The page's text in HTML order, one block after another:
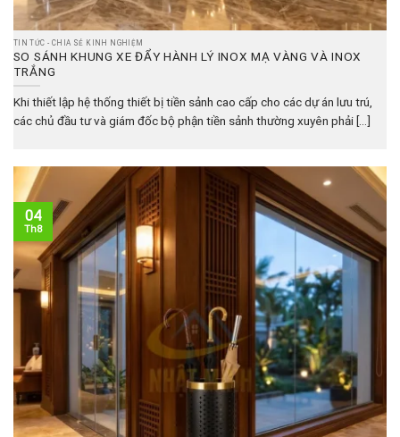
TIN TỨC - CHIA SẺ KINH NGHIỆM
SO SÁNH KHUNG XE ĐẨY HÀNH LÝ INOX MẠ VÀNG VÀ INOX
TRẮNG
Khi thiết lập hệ thống thiết bị tiền sảnh cao cấp cho các dự án lưu trú,
các chủ đầu tư và giám đốc bộ phận tiền sảnh thường xuyên phải [...]
04
Th8